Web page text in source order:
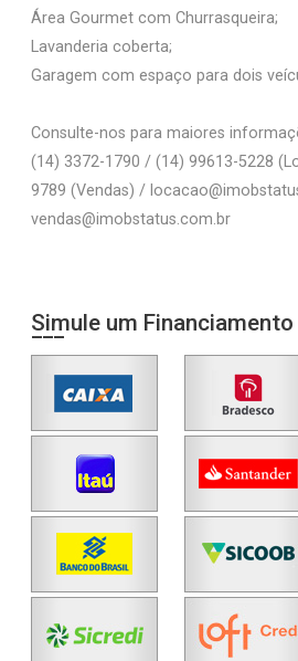
Área Gourmet com Churrasqueira;
Lavanderia coberta;
Garagem com espaço para dois
Consulte-nos para maiores
(14) 3372-1790 / (14) 99613-5228
9789 (Vendas) /
vendas@imobstatus.com.br
Simule um Financiamento